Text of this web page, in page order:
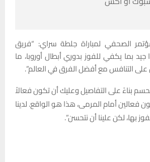
الصحفي لمباراة جلطة سراي: “فريق
جيد بما يكفي للفوز بدوري أبطال أوروبا، ما
على التنافس مع أفضل الفرق في العالم”.
بناءً على التفاصيل وعليك أن تكون فعالاً
فعالين أمام المرمى، هذا هو الواقع. لدينا
بها، لكن علينا أن نتحسن”.